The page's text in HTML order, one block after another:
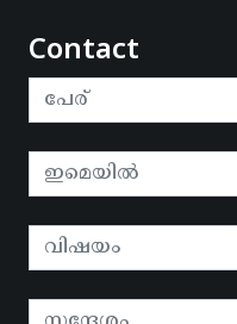
Contact